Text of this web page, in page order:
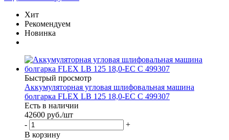
Хит
Рекомендуем
Новинка
Быстрый просмотр
Аккумуляторная угловая шлифовальная машина
болгарка FLEX LB 125 18,0-EC C 499307
Есть в наличии
42600 руб./шт
-
+
В корзину